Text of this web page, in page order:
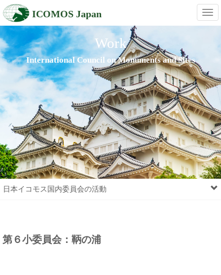
ICOMOS Japan
Work
International Council on Monuments and Sites
日本イコモス国内委員会の活動
第６小委員会：鞆の浦